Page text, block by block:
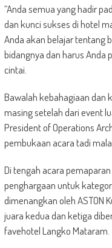
“Anda semua yang hadir
dan kunci sukses di hotel
Anda akan belajar tentang
bidangnya dan harus Anda
cintai.
Bawalah kebahagiaan dan
masing setelah dari event
President of Operations
pembukaan acara tadi
Di tengah acara
penghargaan untuk
dimenangkan oleh ASTON
juara kedua dan ketiga
favehotel Langko Mataram.